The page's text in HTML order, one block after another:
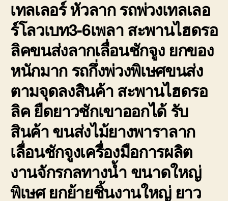
เทลเลอร์ หัวลาก รถพ่วงเทลเลอ
ร์โลวเบท3-6เพลา สะพานไฮดรอ
ลิคขนส่งลากเลื่อนชักจูง ยกของ
หนักมาก รถกึ่งพ่วงพิเษศขนส่ง
ตามจุดลงสินค้า สะพานไฮดรอ
ลิค ยืดยาวชักเขาออกได้ รับ
สินค้า ขนส่งไม้ยางพาราลาก
เลื่อนชักจูงเครื่องมือการผลิต
งานจักรกลทางน้ำ ขนาดใหญ่
พิเษศ ยกย้ายชิ้นงานใหญ่ ยาว